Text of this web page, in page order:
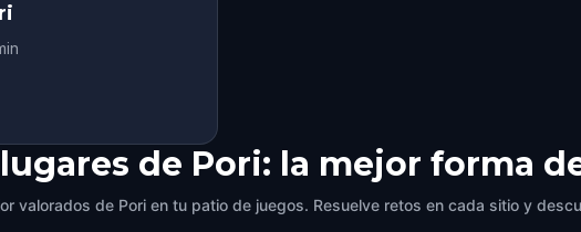
lugares de Pori: la mejor forma
valorados de Pori en tu patio de juegos. Resuelve retos en cada sitio y